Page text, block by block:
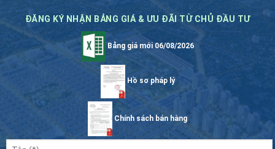
ĐĂNG KÝ NHẬN BẢNG GIÁ & ƯU ĐÃI TỪ CHỦ ĐẦU TƯ
Bảng giá mới 06/08/2026
Hồ sơ pháp lý
Chính sách bán hàng